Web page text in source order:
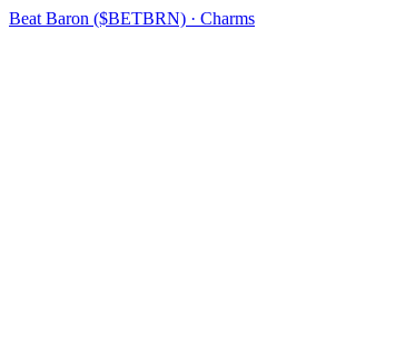
Beat Baron ($BETBRN) · Charms